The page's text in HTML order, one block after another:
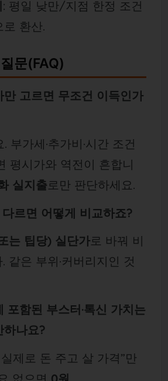
: 평일 낮만/지점 한정 조건
로 환산.
문(FAQ)
만 고르면 무조건 이득인가
부가세·추가비·시간 조건
평시가와 역전이 흔합니
실지출로만 판단하세요.
르면 어떻게 비교하죠?
는 팁당) 실단가로 바꿔 비
같은 부위·커버리지인 것
포함된 부스터·톡신 가치는
하나요?
제로 돈 주고 살 가격”만